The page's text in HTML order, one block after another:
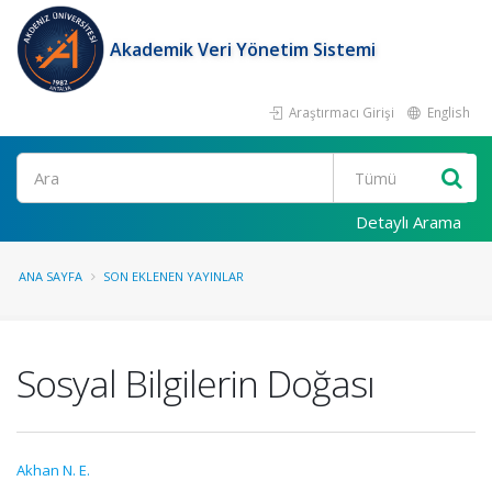
Akademik Veri Yönetim Sistemi
Araştırmacı Girişi English
Ara
Detaylı Arama
ANA SAYFA SON EKLENEN YAYINLAR
Sosyal Bilgilerin Doğası
Akhan N. E.